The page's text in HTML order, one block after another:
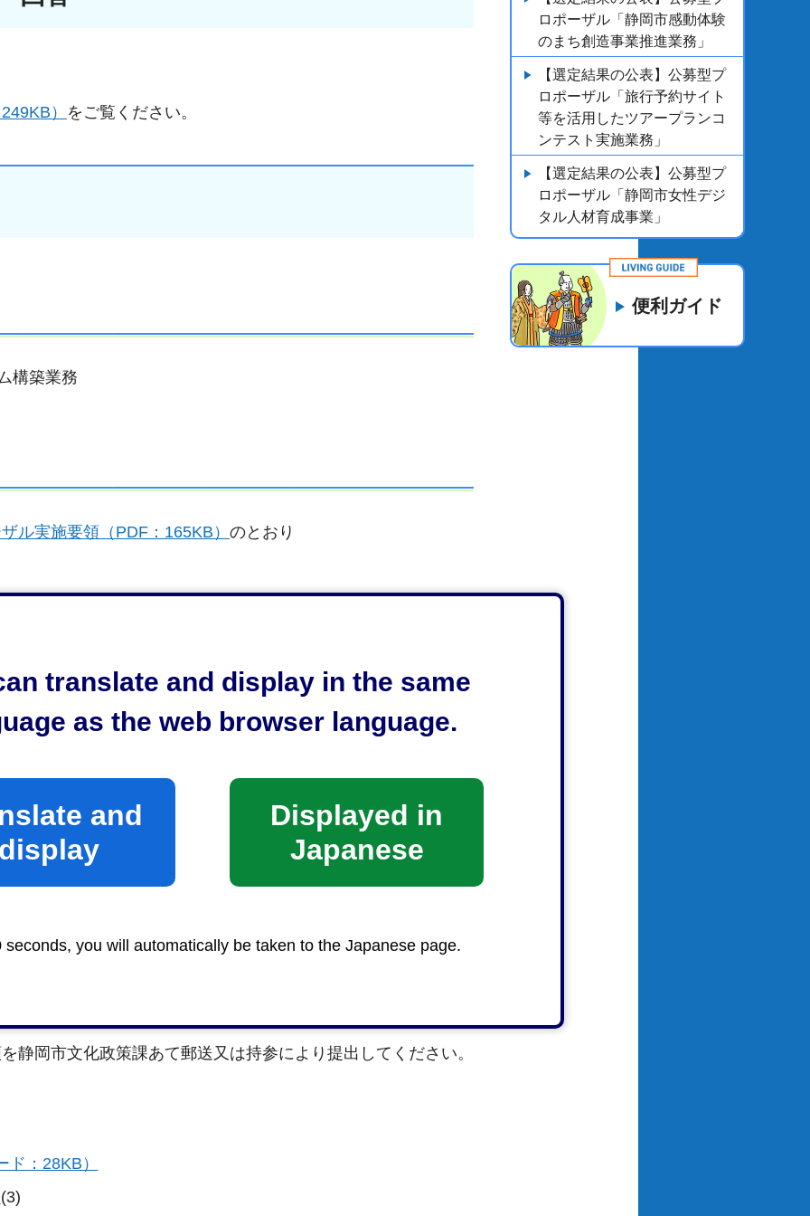
translate and display in the same
as the web browser language.
and
Displayed in
Japanese
seconds, you will automatically be taken to the Japanese page.
） をご覧ください。
構築業務
ル実施要領（PDF：165KB） のとおり
：337KB）のとおり
静岡市文化政策課あて郵送又は持参により提出してください。
：28KB）
(3)
ロポーザル「静岡市感動体験
のまち創造事業推進業務」
【選定結果の公表】公募型プ
ロポーザル「旅行予約サイト
等を活用したツアープランコ
ンテスト実施業務」
【選定結果の公表】公募型プ
ロポーザル「静岡市女性デジ
タル人材育成事業」
便利ガイド